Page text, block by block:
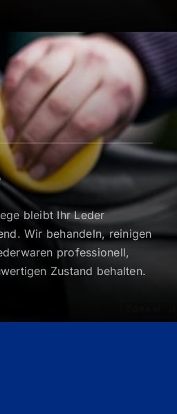
bleibt Ihr Leder
Wir behandeln, reinigen
professionell,
Zustand behalten.